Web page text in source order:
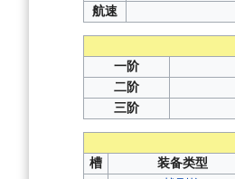
航速
一阶
二阶
三阶
槽
装备类型